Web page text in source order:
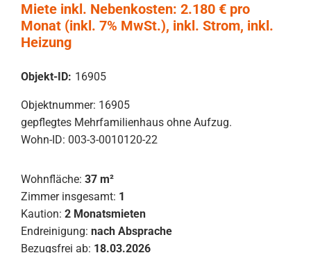
Miete inkl. Nebenkosten: 2.180 € pro
Monat (inkl. 7% MwSt.), inkl. Strom, inkl.
Heizung
Objekt-ID: 16905
Objektnummer: 16905
gepflegtes Mehrfamilienhaus ohne Aufzug.
Wohn-ID: 003-3-0010120-22
Wohnfläche: 37 m²
Zimmer insgesamt: 1
Kaution: 2 Monatsmieten
Endreinigung: nach Absprache
Bezugsfrei ab: 18.03.2026